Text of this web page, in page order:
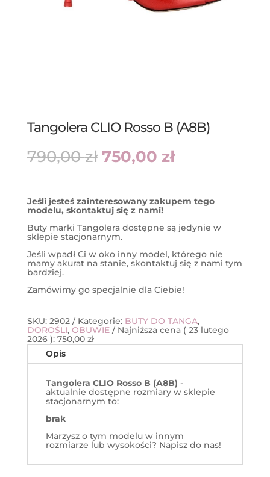
Tangolera CLIO Rosso B (A8B)
790,00zł Pierwotna
cena
750,00 złAktualna
cena
Jeśli jesteś zainteresowany zakupem tego
modelu, skontaktuj się z nami!
Buty marki Tangolera dostępne są jedynie w
sklepie stacjonarnym.
Jeśli wpadł Ci w oko inny model, którego nie
mamy akurat na stanie, skontaktuj się z nami tym
bardziej.
Zamówimy go specjalnie dla Ciebie!
SKU: 2902 Kategorie: BUTY DO TANGA,
DOROŚLI, OBUWIE Najniższa cena ( 23 lutego
2026): 750,00 zł
Opis
Tangolera CLIO Rosso B (A8B) -
aktualnie dostępne rozmiary w sklepie
stacjonarnym to:
brak
Marzysz o tym modelu w innym
rozmiarze lub wysokości? Napisz do nas!